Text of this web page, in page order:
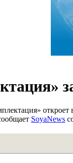
SoyaNews